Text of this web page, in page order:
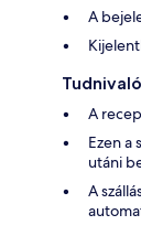
A
A
Ezen a
utáni
A